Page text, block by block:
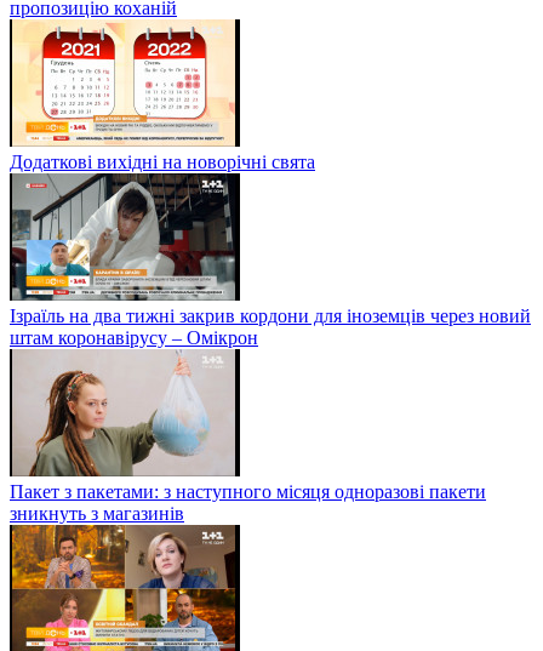
пропозицію коханій
Додаткові вихідні на новорічні свята
Ізраїль на два тижні закрив кордони для іноземців через новий
штам коронавірусу – Омікрон
Пакет з пакетами: з наступного місяця одноразові пакети
зникнуть з магазинів